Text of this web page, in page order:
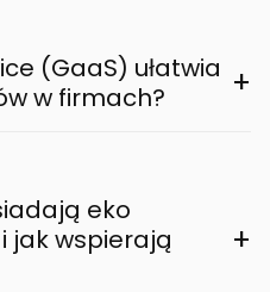
(GaaS) ułatwia
w firmach?
+
eko
jak wspierają
+